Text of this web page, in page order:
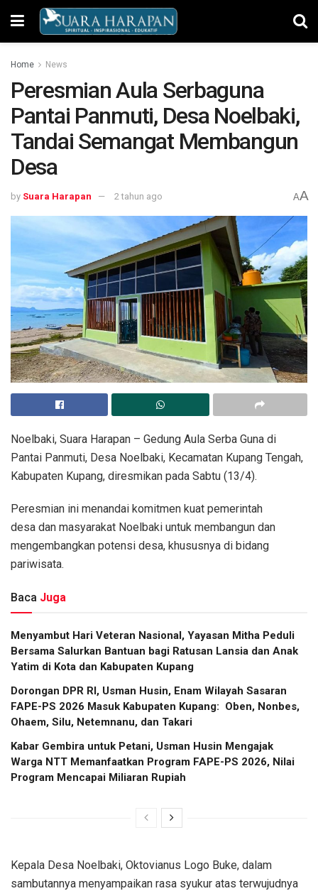
Home News
Peresmian Aula Serbaguna
Pantai Panmuti, Desa Noelbaki,
Tandai Semangat Membangun
Desa
by Suara Harapan 2 tahun ago AA
Noelbaki, Suara Harapan – Gedung Aula Serba Guna di
Pantai Panmuti, Desa Noelbaki, Kecamatan Kupang Tengah,
Kabupaten Kupang, diresmikan pada Sabtu (13/4).
Peresmian ini menandai komitmen kuat pemerintah
desa dan masyarakat Noelbaki untuk membangun dan
mengembangkan potensi desa, khususnya di bidang
pariwisata.
Baca Juga
​Menyambut Hari Veteran Nasional, Yayasan Mitha Peduli
Bersama Salurkan Bantuan bagi Ratusan Lansia dan Anak
Yatim di Kota dan Kabupaten Kupang
Dorongan DPR RI, Usman Husin, Enam Wilayah Sasaran
FAPE-PS 2026 Masuk Kabupaten Kupang: Oben, Nonbes,
Ohaem, Silu, Netemnanu, dan Takari
Kabar Gembira untuk Petani, Usman Husin Mengajak
Warga NTT Memanfaatkan Program FAPE-PS 2026, Nilai
Program Mencapai Miliaran Rupiah
Kepala Desa Noelbaki, Oktovianus Logo Buke, dalam
sambutannya menyampaikan rasa syukur atas terwujudnya